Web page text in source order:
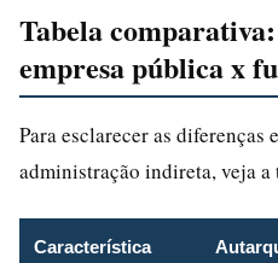
Tabela
empresa pública x
Para esclarecer as diferenças
administração indireta, veja a
Característica